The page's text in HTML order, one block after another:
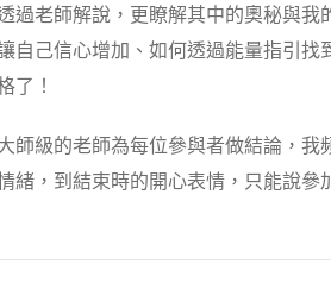
過老師解說，更瞭解其中的奧秘與
自己信心增加、如何透過能量指引
了！
師級的老師為每位參與者做結論，
緒，到結束時的開心表情，只能說